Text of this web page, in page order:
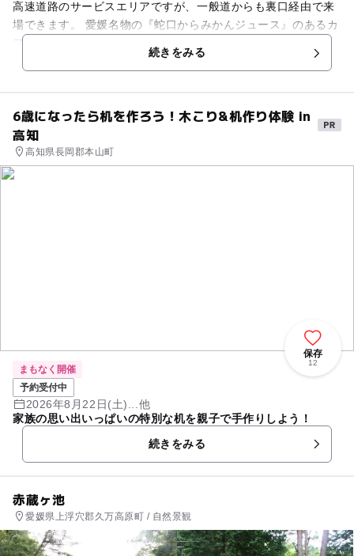
高速道路のサービスエリアですが、一般道からも裏口経由で来
場できます。 愛媛名物の『蛇口からみかんジュース』のあるカ
フェ、フードコートや展望台などがあります。 景色も非常に良
いので、高速を利用せずに観光で立ち寄る価値はあると思いま
続きをみる
6歳になったら机を作ろう！木こり&机作り体験 in
高知
高知県長岡郡本山町
保存
12
まもなく開催
予約受付中
2026年8月22日(土)...他
家族の思い出いっぱいの特別な机を親子で手作りしよう！
続きをみる
赤蔵ヶ池
愛媛県上浮穴郡久万高原町 / 自然景観